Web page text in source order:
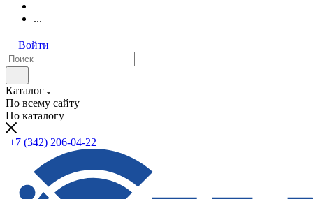
...
Войти
Каталог
По всему сайту
По каталогу
+7 (342) 206-04-22